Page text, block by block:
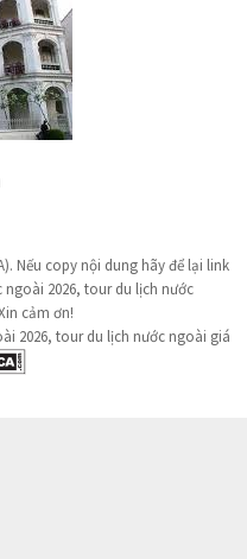
Nếu copy nội dung hãy để lại link
2026, tour du lịch nước
cảm ơn!
2026, tour du lịch nước ngoài giá